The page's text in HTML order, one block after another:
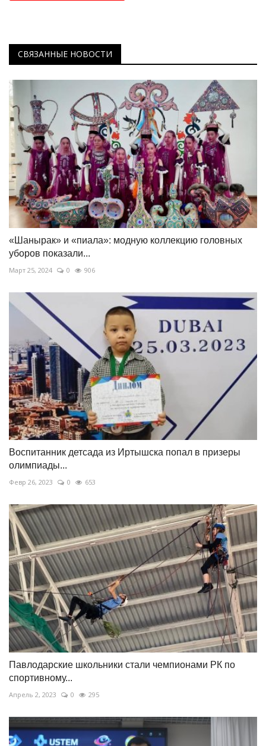
СВЯЗАННЫЕ НОВОСТИ
«Шанырак» и «пиала»: модную коллекцию головных
уборов показали...
Март 25, 2024 0 906
Воспитанник детсада из Иртышска попал в призеры
олимпиады...
Февр 26, 2023 0 653
Павлодарские школьники стали чемпионами РК по
спортивному...
Апрель 2, 2023 0 295